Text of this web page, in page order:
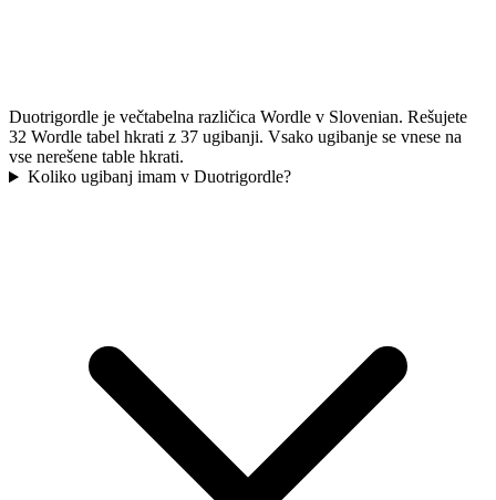
Duotrigordle je večtabelna različica Wordle v Slovenian. Rešujete
32 Wordle tabel hkrati z 37 ugibanji. Vsako ugibanje se vnese na
vse nerešene table hkrati.
Koliko ugibanj imam v Duotrigordle?